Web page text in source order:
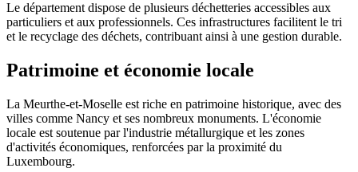
Le département dispose de plusieurs déchetteries accessibles aux
particuliers et aux professionnels. Ces infrastructures facilitent le tri
et le recyclage des déchets, contribuant ainsi à une gestion durable.
Patrimoine et économie locale
La Meurthe-et-Moselle est riche en patrimoine historique, avec des
villes comme Nancy et ses nombreux monuments. L'économie
locale est soutenue par l'industrie métallurgique et les zones
d'activités économiques, renforcées par la proximité du
Luxembourg.